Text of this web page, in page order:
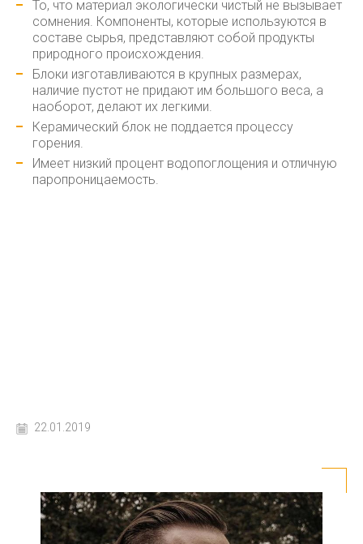
То, что материал экологически чистый не вызывает
сомнения. Компоненты, которые используются в
составе сырья, представляют собой продукты
природного происхождения.
Блоки изготавливаются в крупных размерах,
наличие пустот не придают им большого веса, а
наоборот, делают их легкими.
Керамический блок не поддается процессу
горения.
Имеет низкий процент водопоглощения и отличную
паропроницаемость.
22.01.2019